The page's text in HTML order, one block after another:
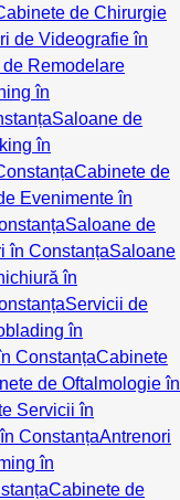
de Chirurgie
de Videografie în
Remodelare
în
Saloane de
în
Cabinete de
Evenimente în
Saloane de
în ConstanțaSaloane
în
Servicii de
în
ConstanțaCabinete
de Oftalmologie în
Servicii în
ConstanțaAntrenori
în
Cabinete de